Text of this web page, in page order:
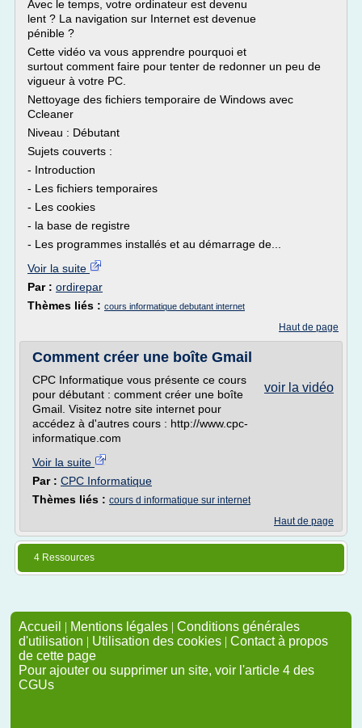
Avec le temps, votre ordinateur est devenu
lent ? La navigation sur Internet est devenue
pénible ?
Cette vidéo va vous apprendre pourquoi et
surtout comment faire pour tenter de redonner un peu de
vigueur à votre PC.
Nettoyage des fichiers temporaire de Windows avec
Ccleaner
Niveau : Débutant
Sujets couverts :
- Introduction
- Les fichiers temporaires
- Les cookies
- la base de registre
- Les programmes installés et au démarrage de...
Voir la suite
Par : ordirepar
Thèmes liés : cours informatique debutant internet
Haut de page
Comment créer une boîte Gmail
voir la vidéo
CPC Informatique vous présente ce cours
pour débutant : comment créer une boîte
Gmail. Visitez notre site internet pour
accédez à d'autres cours : http://www.cpc-
informatique.com
Voir la suite
Par : CPC Informatique
Thèmes liés : cours d informatique sur internet
Haut de page
4 Ressources
Accueil | Mentions légales | Conditions générales
d'utilisation | Utilisation des cookies | Contact à propos
de cette page
Pour ajouter ou supprimer un site, voir l'article 4 des
CGUs